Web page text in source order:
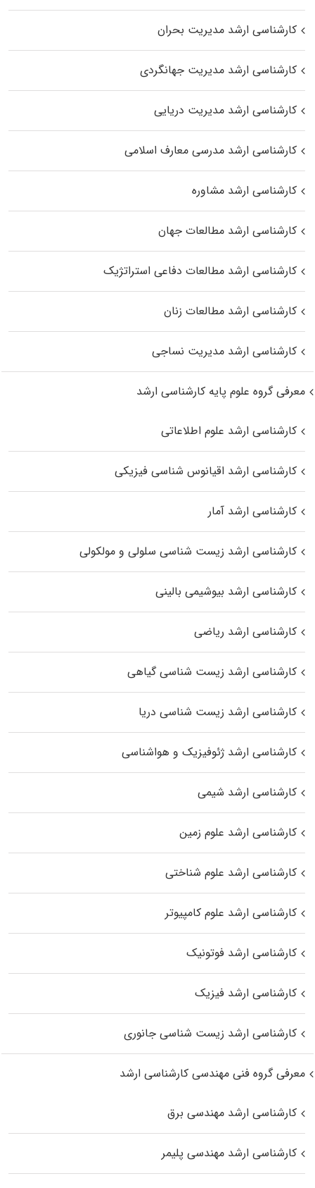
کارشناسی ارشد مدیریت بحران
کارشناسی ارشد مدیریت جهانگردی
کارشناسی ارشد مدیریت دریایی
کارشناسی ارشد مدرسی معارف اسلامی
کارشناسی ارشد مشاوره
کارشناسی ارشد مطالعات جهان
کارشناسی ارشد مطالعات دفاعی استراتژیک
کارشناسی ارشد مطالعات زنان
کارشناسی ارشد مدیریت نساجی
معرفی گروه علوم پایه کارشناسی ارشد
کارشناسی ارشد علوم اطلاعاتی
کارشناسی ارشد اقیانوس‌ شناسی فیزیکی
کارشناسی ارشد آمار
کارشناسی ارشد زیست شناسی سلولی و مولکولی
کارشناسی ارشد بیوشیمی بالینی
کارشناسی ارشد ریاضی
کارشناسی ارشد زیست‌ شناسی گیاهی
کارشناسی ارشد زیست‌ شناسی دریا
کارشناسی ارشد ژئوفیزیک و هواشناسی
کارشناسی ارشد شیمی
کارشناسی ارشد علوم زمین
کارشناسی ارشد علوم شناختی
کارشناسی ارشد علوم کامپیوتر
کارشناسی ارشد فوتونیک
کارشناسی ارشد فیزیک
کارشناسی ارشد زیست‌ شناسی جانوری
معرفی گروه فنی مهندسی کارشناسی ارشد
کارشناسی ارشد مهندسی برق
کارشناسی ارشد مهندسی پلیمر